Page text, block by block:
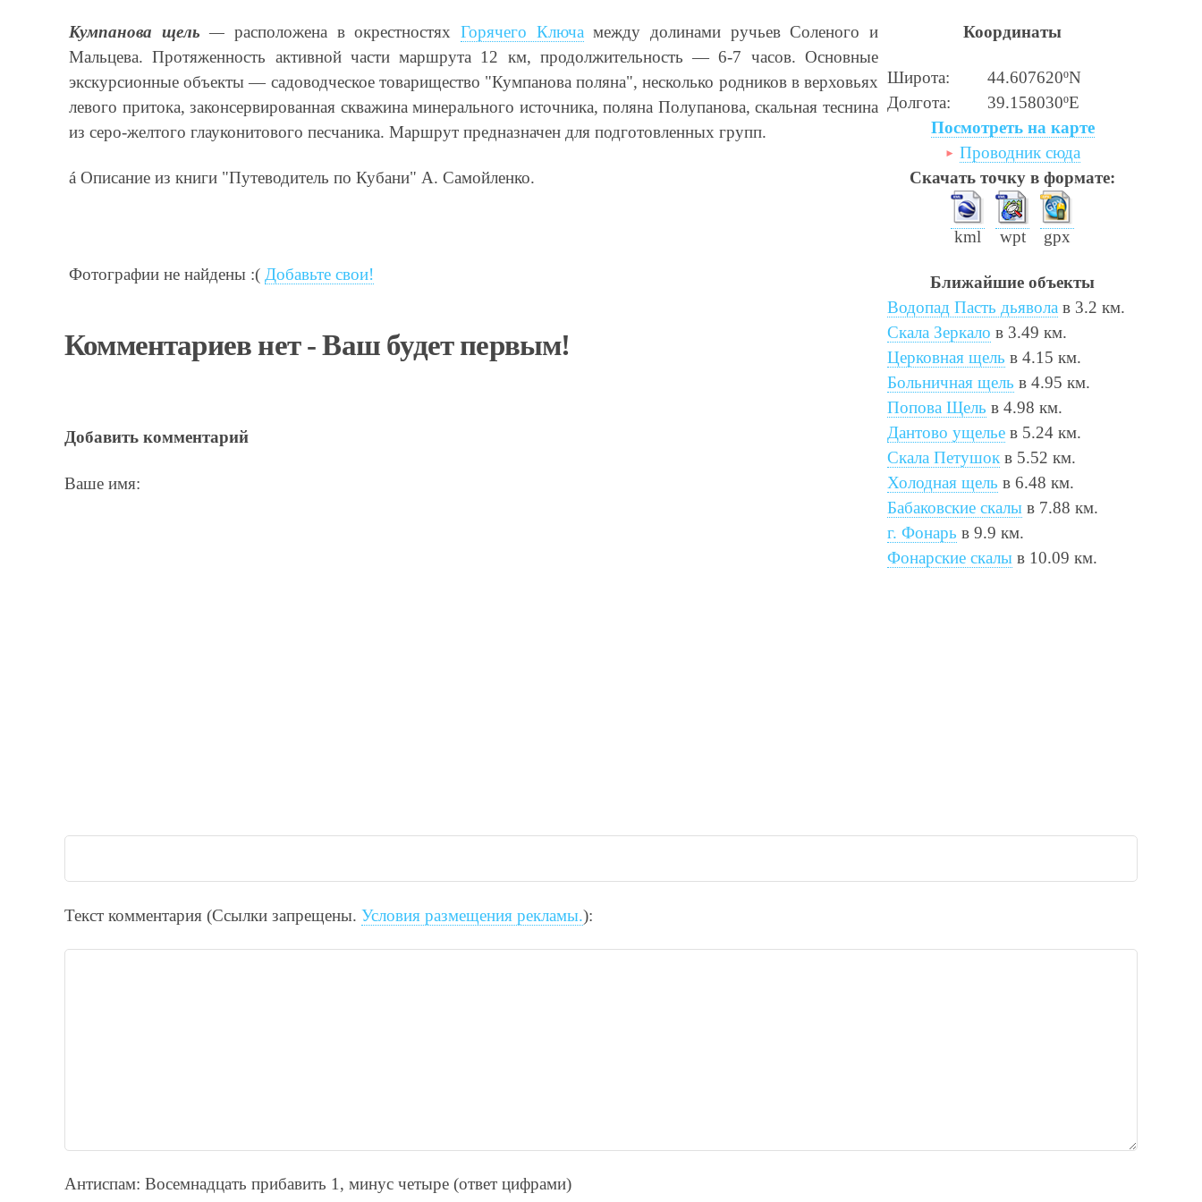
Координаты
Широта:
44.607620ºN
Долгота:
39.158030ºE
Посмотреть на карте
Проводник сюда
Скачать точку в формате:
kml wpt gpx
Ближайшие объекты
Водопад Пасть дьявола в 3.2 км.
Скала Зеркало в 3.49 км.
Церковная щель в 4.15 км.
Больничная щель в 4.95 км.
Попова Щель в 4.98 км.
Дантово ущелье в 5.24 км.
Скала Петушок в 5.52 км.
Холодная щель в 6.48 км.
Бабаковские скалы в 7.88 км.
г. Фонарь в 9.9 км.
Фонарские скалы в 10.09 км.
Кумпанова щель—расположена в окрестностяхГорячего Ключа между долинами ручьев Соленого и
Мальцева. Протяженность активной части маршрута 12 км, продолжительность — 6-7 часов. Основные
экскурсионные объекты — садоводческое товарищество "Кумпанова поляна", несколько родников в верховьях
левого притока, законсервированная скважина минерального источника, поляна Полупанова, скальная теснина
из серо-желтого глауконитового песчаника. Маршрут предназначен для подготовленных групп.
á Описание из книги "Путеводитель по Кубани" А. Самойленко.
Фотографии не найдены :( Добавьте свои!
Комментариев нет - Ваш будет первым!
Добавить комментарий
Ваше имя:
Текст комментария (Ссылки запрещены. Условия размещения рекламы.):
Антиспам: Воceмнадцать прибaвить 1, минyc чeтырe (ответ цифрами)